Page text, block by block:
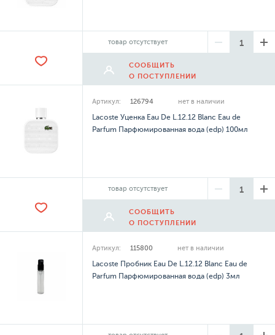
товар отсутствует
СООБЩИТЬ
О ПОСТУПЛЕНИИ
Артикул: 126794 нет в наличии
Lacoste Уценка Eau De L.12.12 Blanc Eau de
Parfum Парфюмированная вода (edp) 100мл
товар отсутствует
СООБЩИТЬ
О ПОСТУПЛЕНИИ
Артикул: 115800 нет в наличии
Lacoste Пробник Eau De L.12.12 Blanc Eau de
Parfum Парфюмированная вода (edp) 3мл